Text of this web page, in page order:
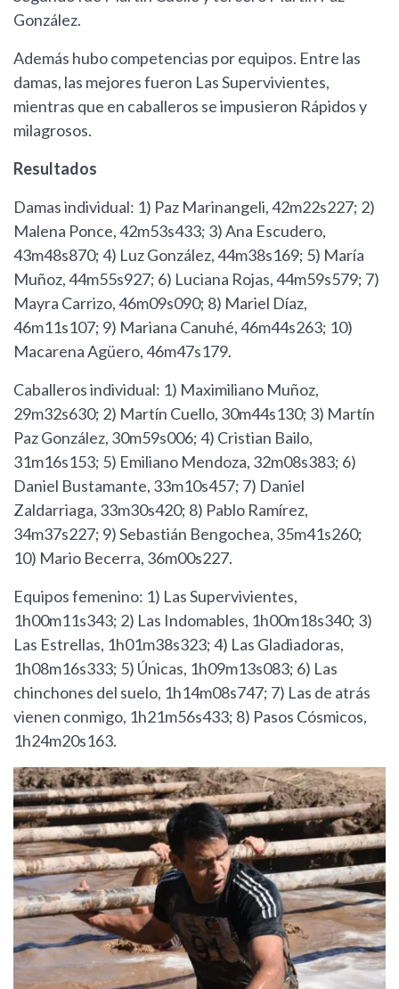
González.
Además hubo competencias por equipos. Entre las
damas, las mejores fueron Las Supervivientes,
mientras que en caballeros se impusieron Rápidos y
milagrosos.
Resultados
Damas individual: 1) Paz Marinangeli, 42m22s227; 2)
Malena Ponce, 42m53s433; 3) Ana Escudero,
43m48s870; 4) Luz González, 44m38s169; 5) María
Muñoz, 44m55s927; 6) Luciana Rojas, 44m59s579; 7)
Mayra Carrizo, 46m09s090; 8) Mariel Díaz,
46m11s107; 9) Mariana Canuhé, 46m44s263; 10)
Macarena Agüero, 46m47s179.
Caballeros individual: 1) Maximiliano Muñoz,
29m32s630; 2) Martín Cuello, 30m44s130; 3) Martín
Paz González, 30m59s006; 4) Cristian Bailo,
31m16s153; 5) Emiliano Mendoza, 32m08s383; 6)
Daniel Bustamante, 33m10s457; 7) Daniel
Zaldarriaga, 33m30s420; 8) Pablo Ramírez,
34m37s227; 9) Sebastián Bengochea, 35m41s260;
10) Mario Becerra, 36m00s227.
Equipos femenino: 1) Las Supervivientes,
1h00m11s343; 2) Las Indomables, 1h00m18s340; 3)
Las Estrellas, 1h01m38s323; 4) Las Gladiadoras,
1h08m16s333; 5) Únicas, 1h09m13s083; 6) Las
chinchones del suelo, 1h14m08s747; 7) Las de atrás
vienen conmigo, 1h21m56s433; 8) Pasos Cósmicos,
1h24m20s163.